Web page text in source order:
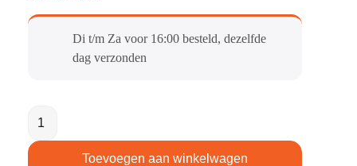
Di t/m Za voor 16:00 besteld, dezelfde
dag verzonden​
Toevoegen aan winkelwagen